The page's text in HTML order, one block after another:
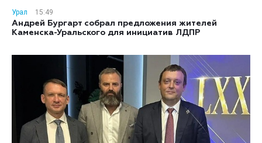
Урал
15:49
Андрей Бургарт собрал предложения жителей
Каменска-Уральского для инициатив ЛДПР